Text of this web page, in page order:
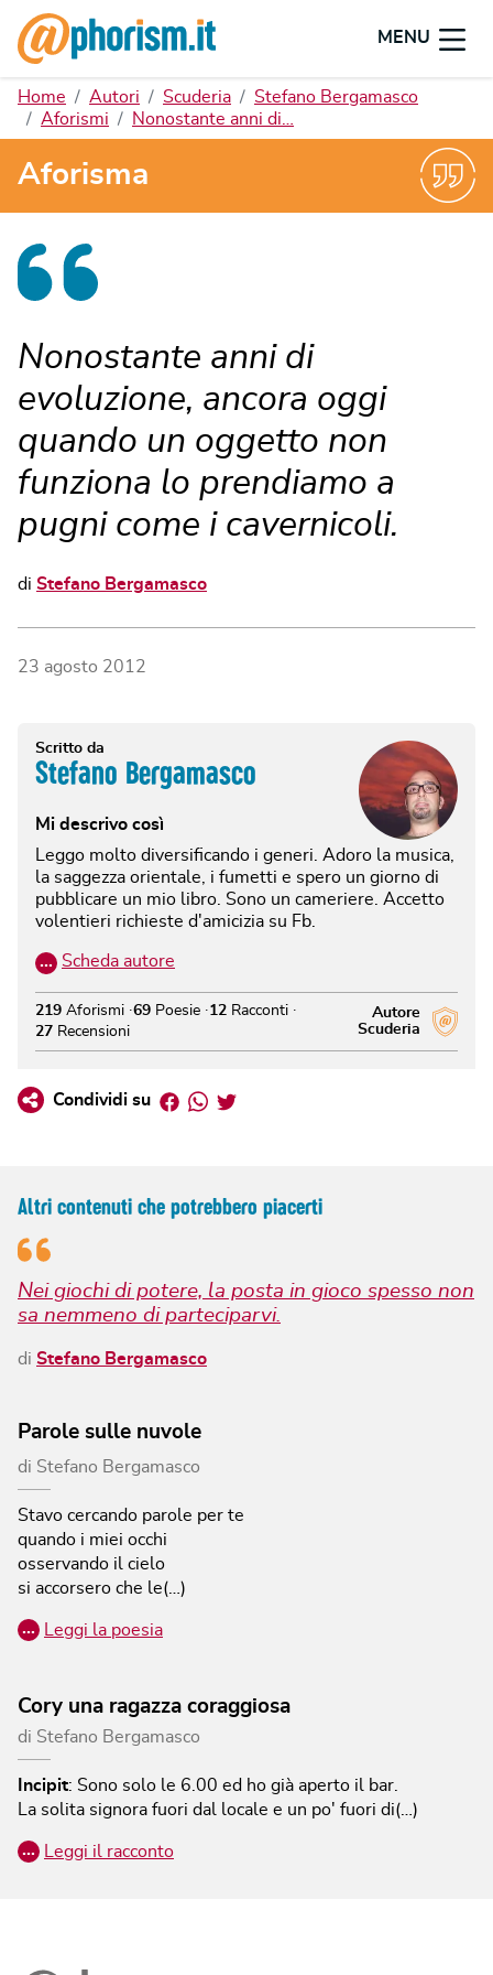
MENU
Home Autori Scuderia
Stefano Bergamasco
Aforismi
Nonostante anni di…
Aforisma
Nonostante anni di
evoluzione, ancora oggi
quando un oggetto non
funziona lo prendiamo a
pugni come i cavernicoli.
di Stefano Bergamasco
23 agosto 2012
Scritto da
Stefano Bergamasco
Mi descrivo così
Leggo molto diversificando i generi. Adoro la musica,
la saggezza orientale, i fumetti e spero un giorno di
pubblicare un mio libro. Sono un cameriere. Accetto
volentieri richieste d'amicizia su Fb.
… Scheda autore
Autore
Scuderia
219 Aforismi 69 Poesie 12 Racconti
27 Recensioni
Condividi su Facebook
Whatsapp
Twitter
Altri contenuti che potrebbero piacerti
Nei giochi di potere, la posta in gioco spesso non
sa nemmeno di parteciparvi.
di Stefano Bergamasco
Parole sulle nuvole
di Stefano Bergamasco
Stavo cercando parole per te
quando i miei occhi
osservando il cielo
si accorsero che le(…)
… Leggi la poesia
Cory una ragazza coraggiosa
di Stefano Bergamasco
Incipit: Sono solo le 6.00 ed ho già aperto il bar.
La solita signora fuori dal locale e un po' fuori di(…)
… Leggi il racconto